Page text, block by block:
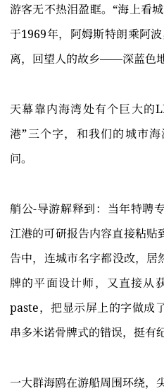
游客无不热泪盈眶。“海上看
于1969年，阿姆斯特朗乘阿
离，回望人的故乡——深蓝色地
天幕靠内海湾处有个巨大的
港”三个字，和我们的城市
问。
艄公-导游解释到：当年特聘
江港的可研报告内容直接粘贴
告中，连城市名字都没改，
牌的平面设计师，又直接从
paste，把显示屏上的字做成
串多米诺骨牌式的错误，挺有
一大群海鸥在游船周围环绕，